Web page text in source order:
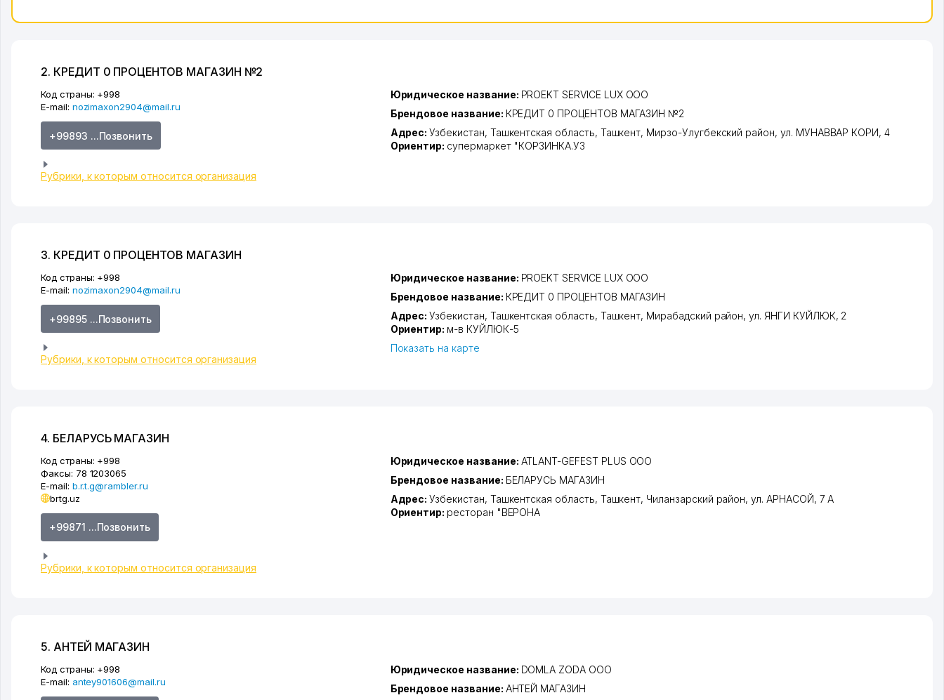
2. КРЕДИТ 0 ПРОЦЕНТОВ МАГАЗИН №2
Код страны: +998
E-mail: nozimaxon2904@mail.ru
+99893 ...Позвонить
Рубрики, к которым относится организация
Юридическое название: PROEKT SERVICE LUX ООО
Брендовое название: КРЕДИТ 0 ПРОЦЕНТОВ МАГАЗИН №2
Адрес:Узбекистан, Ташкентская область, Ташкент, Мирзо-Улугбекский район, ул. МУНАВВАР КОРИ, 4
Ориентир: супермаркет "КОРЗИНКА.УЗ
3. КРЕДИТ 0 ПРОЦЕНТОВ МАГАЗИН
Код страны: +998
E-mail: nozimaxon2904@mail.ru
+99895 ...Позвонить
Рубрики, к которым относится организация
Юридическое название: PROEKT SERVICE LUX ООО
Брендовое название: КРЕДИТ 0 ПРОЦЕНТОВ МАГАЗИН
Адрес:Узбекистан, Ташкентская область, Ташкент, Мирабадский район,ул. ЯНГИ КУЙЛЮК, 2
Ориентир: м-в КУЙЛЮК-5
Показать на карте
4. БЕЛАРУСЬ МАГАЗИН
Код страны: +998
Факсы: 78 1203065
E-mail: b.r.t.g@rambler.ru
brtg.uz
+99871 ...Позвонить
Рубрики, к которым относится организация
Юридическое название: ATLANT-GEFEST PLUS ООО
Брендовое название: БЕЛАРУСЬ МАГАЗИН
Адрес:Узбекистан, Ташкентская область, Ташкент, Чиланзарский район,ул. АРНАСОЙ, 7 А
Ориентир: ресторан "ВЕРОНА
5. АНТЕЙ МАГАЗИН
Код страны: +998
E-mail: antey901606@mail.ru
Юридическое название: DOMLA ZODA ООО
Брендовое название: АНТЕЙ МАГАЗИН